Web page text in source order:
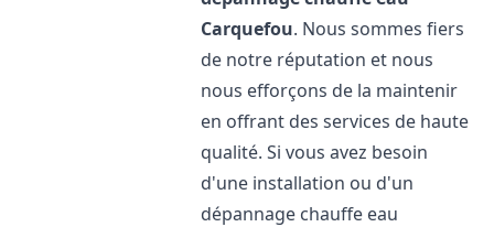
Carquefou. Nous sommes fiers
de notre réputation et nous
nous efforçons de la maintenir
en offrant des services de haute
qualité. Si vous avez besoin
d'une installation ou d'un
dépannage chauffe eau